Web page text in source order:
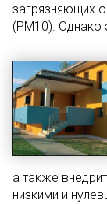
загрязняющих
(PM10). Однако
а также
низкими и